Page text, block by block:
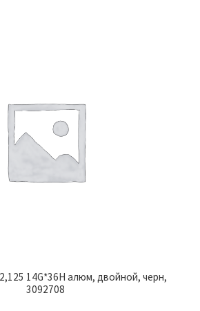
14G*36H алюм, двойной, черн,
3092708